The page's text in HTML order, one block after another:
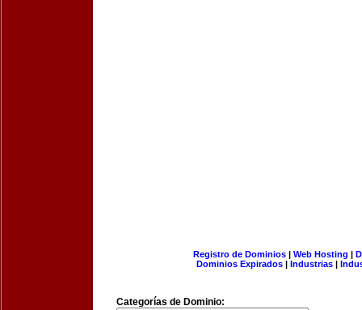
Registro de Dominios| Web Hosting |
Dominios Expirados | Industrias |
Categorías de Dominio: